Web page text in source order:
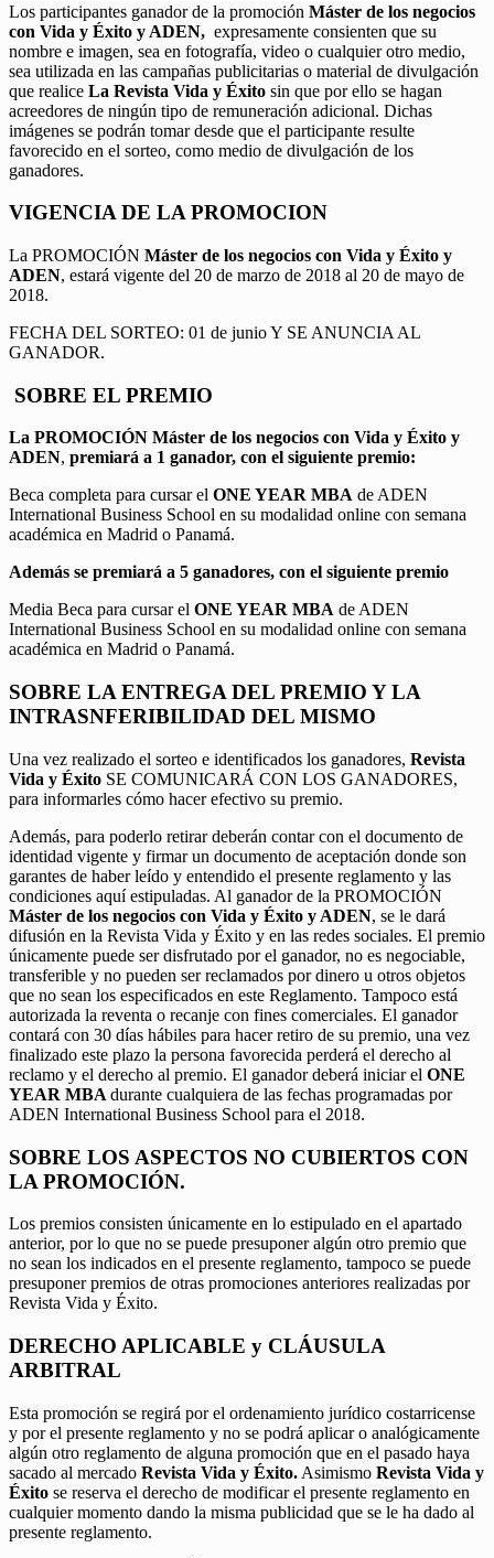
Los participantes ganador de la promoción Máster de los negocios
con Vida y Éxito y ADEN, expresamente consienten que su
nombre e imagen, sea en fotografía, video o cualquier otro medio,
sea utilizada en las campañas publicitarias o material de divulgación
que realice La Revista Vida y Éxito sin que por ello se hagan
acreedores de ningún tipo de remuneración adicional. Dichas
imágenes se podrán tomar desde que el participante resulte
favorecido en el sorteo, como medio de divulgación de los
ganadores.
VIGENCIA DE LA PROMOCION
La PROMOCIÓN Máster de los negocios con Vida y Éxito y
ADEN, estará vigente del 20 de marzo de 2018 al 20 de mayo de
2018.
FECHA DEL SORTEO: 01 de junio Y SE ANUNCIA AL
GANADOR.
SOBRE EL PREMIO
La PROMOCIÓN Máster de los negocios con Vida y Éxito y
ADEN, premiará a 1 ganador, con el siguiente premio:
Beca completa para cursar el ONE YEAR MBA de ADEN
International Business School en su modalidad online con semana
académica en Madrid o Panamá.
Además se premiará a 5 ganadores, con el siguiente premio
Media Beca para cursar el ONE YEAR MBA de ADEN
International Business School en su modalidad online con semana
académica en Madrid o Panamá.
SOBRE LA ENTREGA DEL PREMIO Y LA
INTRASNFERIBILIDAD DEL MISMO
Una vez realizado el sorteo e identificados los ganadores, Revista
Vida y Éxito SE COMUNICARÁ CON LOS GANADORES,
para informarles cómo hacer efectivo su premio.
Además, para poderlo retirar deberán contar con el documento de
identidad vigente y firmar un documento de aceptación donde son
garantes de haber leído y entendido el presente reglamento y las
condiciones aquí estipuladas. Al ganador de la PROMOCIÓN
Máster de los negocios con Vida y Éxito y ADEN, se le dará
difusión en la Revista Vida y Éxito y en las redes sociales. El premio
únicamente puede ser disfrutado por el ganador, no es negociable,
transferible y no pueden ser reclamados por dinero u otros objetos
que no sean los especificados en este Reglamento. Tampoco está
autorizada la reventa o recanje con fines comerciales. El ganador
contará con 30 días hábiles para hacer retiro de su premio, una vez
finalizado este plazo la persona favorecida perderá el derecho al
reclamo y el derecho al premio. El ganador deberá iniciar el ONE
YEAR MBA durante cualquiera de las fechas programadas por
ADEN International Business School para el 2018.
SOBRE LOS ASPECTOS NO CUBIERTOS CON
LA PROMOCIÓN.
Los premios consisten únicamente en lo estipulado en el apartado
anterior, por lo que no se puede presuponer algún otro premio que
no sean los indicados en el presente reglamento, tampoco se puede
presuponer premios de otras promociones anteriores realizadas por
Revista Vida y Éxito.
DERECHO APLICABLE y CLÁUSULA
ARBITRAL
Esta promoción se regirá por el ordenamiento jurídico costarricense
y por el presente reglamento y no se podrá aplicar o analógicamente
algún otro reglamento de alguna promoción que en el pasado haya
sacado al mercado Revista Vida y Éxito. Asimismo Revista Vida y
Éxito se reserva el derecho de modificar el presente reglamento en
cualquier momento dando la misma publicidad que se le ha dado al
presente reglamento.